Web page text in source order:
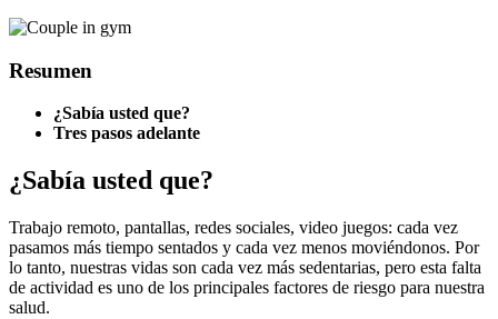
Resumen
¿Sabía usted que?
Tres pasos adelante
¿Sabía usted que?
Trabajo remoto, pantallas, redes sociales, video juegos: cada vez
pasamos más tiempo sentados y cada vez menos moviéndonos. Por
lo tanto, nuestras vidas son cada vez más sedentarias, pero esta falta
de actividad es uno de los principales factores de riesgo para nuestra
salud.